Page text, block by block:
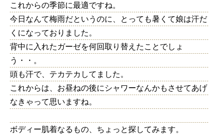
これからの季節に最適ですね。
今日なんて梅雨だというのに、とっても暑くて娘は汗だ
くになっておりました。
背中に入れたガーゼを何回取り替えたことでしょ
う・・。
頭も汗で、テカテカしてました。
これからは、お昼ねの後にシャワーなんかもさせてあげ
なきゃって思いますね。
ボディー肌着なるもの、ちょっと探してみます。